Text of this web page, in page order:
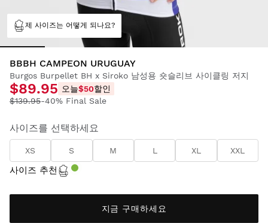
제 사이즈는 어떻게 되나요?
BBBH CAMPEON URUGUAY
Burgos Burpellet BH x Siroko 남성용 숏슬리브 사이클링 저지
$89.95 오늘$50할인
$139.95-40% Final Sale
사이즈를 선택하세요
XS S M L XL XXL
사이즈 추천
지금 구매하세요